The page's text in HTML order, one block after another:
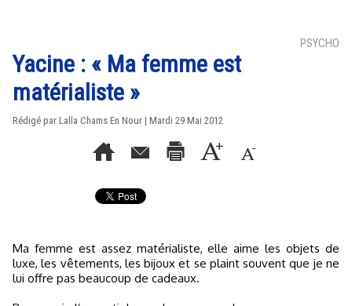
PSYCHO
Yacine : « Ma femme est
matérialiste »
Rédigé par Lalla Chams En Nour | Mardi 29 Mai 2012
Ma femme est assez matérialiste, elle aime les objets de
luxe, les vêtements, les bijoux et se plaint souvent que je ne
lui offre pas beaucoup de cadeaux.